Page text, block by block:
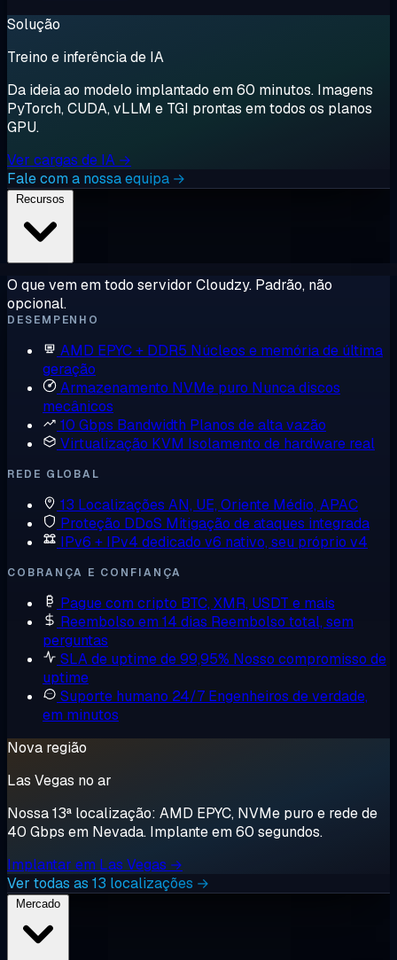
Solução
Treino e inferência de IA
Da ideia ao modelo implantado em 60 minutos. Imagens
PyTorch, CUDA, vLLM e TGI prontas em todos os planos
GPU.
Ver cargas de IA →
Fale com a nossa equipa →
O que vem em todo servidor Cloudzy. Padrão, não
opcional.
DESEMPENHO
AMD EPYC + DDR5 Núcleos e memória de última
geração
Armazenamento NVMe puro Nunca discos
mecânicos
10 Gbps Bandwidth Planos de alta vazão
Virtualização KVM Isolamento de hardware real
REDE GLOBAL
13 Localizações AN, UE, Oriente Médio, APAC
Proteção DDoS Mitigação de ataques integrada
IPv6 + IPv4 dedicado v6 nativo, seu próprio v4
COBRANÇA E CONFIANÇA
Pague com cripto BTC, XMR, USDT e mais
Reembolso em 14 dias Reembolso total, sem
perguntas
SLA de uptime de 99,95% Nosso compromisso de
uptime
Suporte humano 24/7 Engenheiros de verdade,
em minutos
Nova região
Las Vegas no ar
Nossa 13ª localização: AMD EPYC, NVMe puro e rede de
40 Gbps em Nevada. Implante em 60 segundos.
Implantar em Las Vegas →
Ver todas as 13 localizações →